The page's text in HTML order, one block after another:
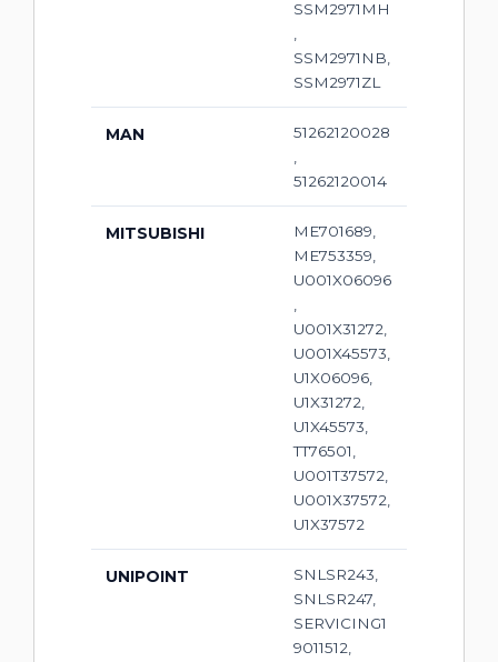
SSM2971MH
SSM2971NB,
SSM2971ZL
MAN
51262120028
51262120014
MITSUBISHI
ME701689,
ME753359,
U001X06096
U001X31272,
U001X45573,
U1X06096,
U1X31272,
U1X45573,
TT76501,
U001T37572,
U001X37572,
U1X37572
UNIPOINT
SNLSR243,
SNLSR247,
SERVICING1
9011512,